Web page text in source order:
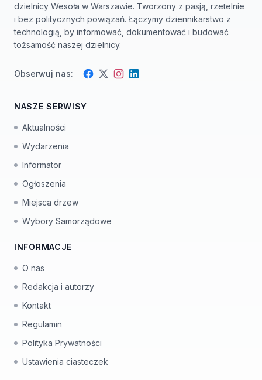
dzielnicy Wesoła w Warszawie. Tworzony z pasją, rzetelnie
i bez politycznych powiązań. Łączymy dziennikarstwo z
technologią, by informować, dokumentować i budować
tożsamość naszej dzielnicy.
Obserwuj nas: Facebook
TwitterInstagram
LinkedIn
NASZE SERWISY
Aktualności
Wydarzenia
Informator
Ogłoszenia
Miejsca drzew
Wybory Samorządowe
INFORMACJE
O nas
Redakcja i autorzy
Kontakt
Regulamin
Polityka Prywatności
Ustawienia ciasteczek